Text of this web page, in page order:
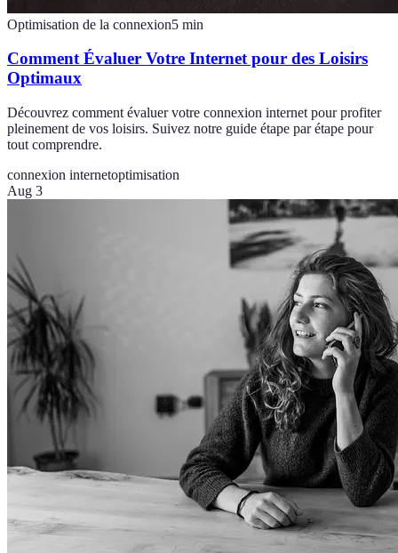
Optimisation de la connexion5 min
Comment Évaluer Votre Internet pour des Loisirs
Optimaux
Découvrez comment évaluer votre connexion internet pour profiter
pleinement de vos loisirs. Suivez notre guide étape par étape pour
tout comprendre.
connexion internetoptimisation
Aug 3